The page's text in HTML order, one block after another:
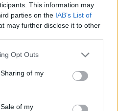
This information may
parties on the IAB’s List of
may further disclose it to other
app uses one or more Google
behaviour. You may click to
and its third-party tags to
purposes in below Google
Opt Outs
of my
of my
bebizonyította, hogy nincs
-
Team WRT #46-os Audi
először hetedik helyre
a versenyen kiválóan rajtolt,